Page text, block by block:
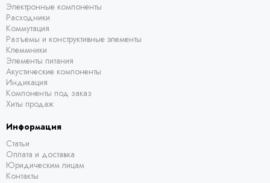
Электронные компоненты
Расходники
Коммутация
Разъемы и конструктивные элементы
Клеммники
Элементы питания
Акустические компоненты
Индикация
Компоненты под заказ
Хиты продаж
Информация
Статьи
Оплата и доставка
Юридическим лицам
Контакты